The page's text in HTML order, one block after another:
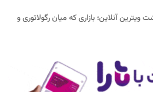
آنلاین؛ بازاری که میان رگولاتوری و